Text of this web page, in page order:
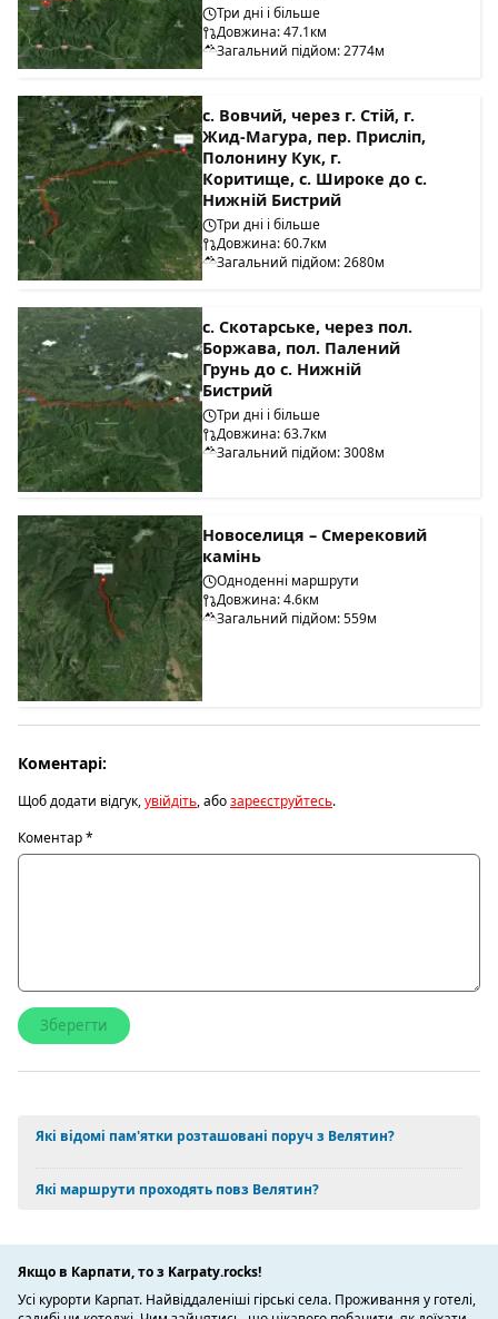
Три дні і більше
Довжина: 47.1км
Загальний підйом: 2774м
с. Вовчий, через г. Стій, г.
Жид-Магура, пер. Присліп,
Полонину Кук, г.
Коритище, с. Широке до с.
Нижній Бистрий
Три дні і більше
Довжина: 60.7км
Загальний підйом: 2680м
с. Скотарське, через пол.
Боржава, пол. Палений
Грунь до с. Нижній
Бистрий
Три дні і більше
Довжина: 63.7км
Загальний підйом: 3008м
Новоселиця – Смерековий
камінь
Одноденні маршрути
Довжина: 4.6км
Загальний підйом: 559м
Коментарі:
Щоб додати відгук,увійдіть, абозареєструйтесь.
Коментар*
Які відомі пам'ятки розташовані поруч з Велятин?
Які маршрути проходять повз Велятин?
Якщо в Карпати, то з Karpaty.rocks!
Усі курорти Карпат. Найвіддаленіші гірські села. Проживання у готелі,